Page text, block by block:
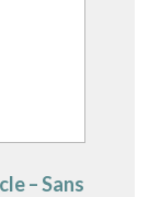
– Sans